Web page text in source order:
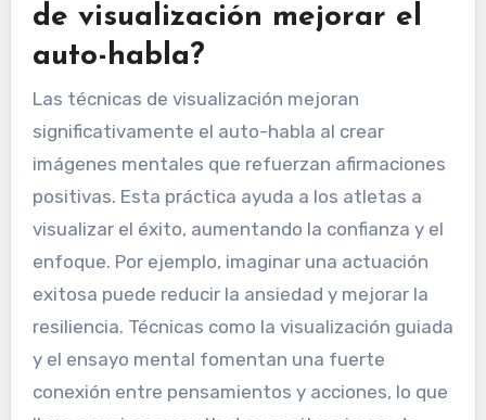
de visualización mejorar el
auto-habla?
Las técnicas de visualización mejoran
significativamente el auto-habla al crear
imágenes mentales que refuerzan afirmaciones
positivas. Esta práctica ayuda a los atletas a
visualizar el éxito, aumentando la confianza y el
enfoque. Por ejemplo, imaginar una actuación
exitosa puede reducir la ansiedad y mejorar la
resiliencia. Técnicas como la visualización guiada
y el ensayo mental fomentan una fuerte
conexión entre pensamientos y acciones, lo que